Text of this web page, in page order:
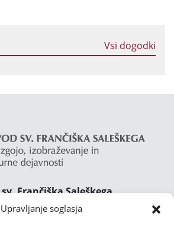
Upravljanje soglasja
Vsi dogodki
Frančiška Saleškega
° Dom Janeza Boska ° Majcnov